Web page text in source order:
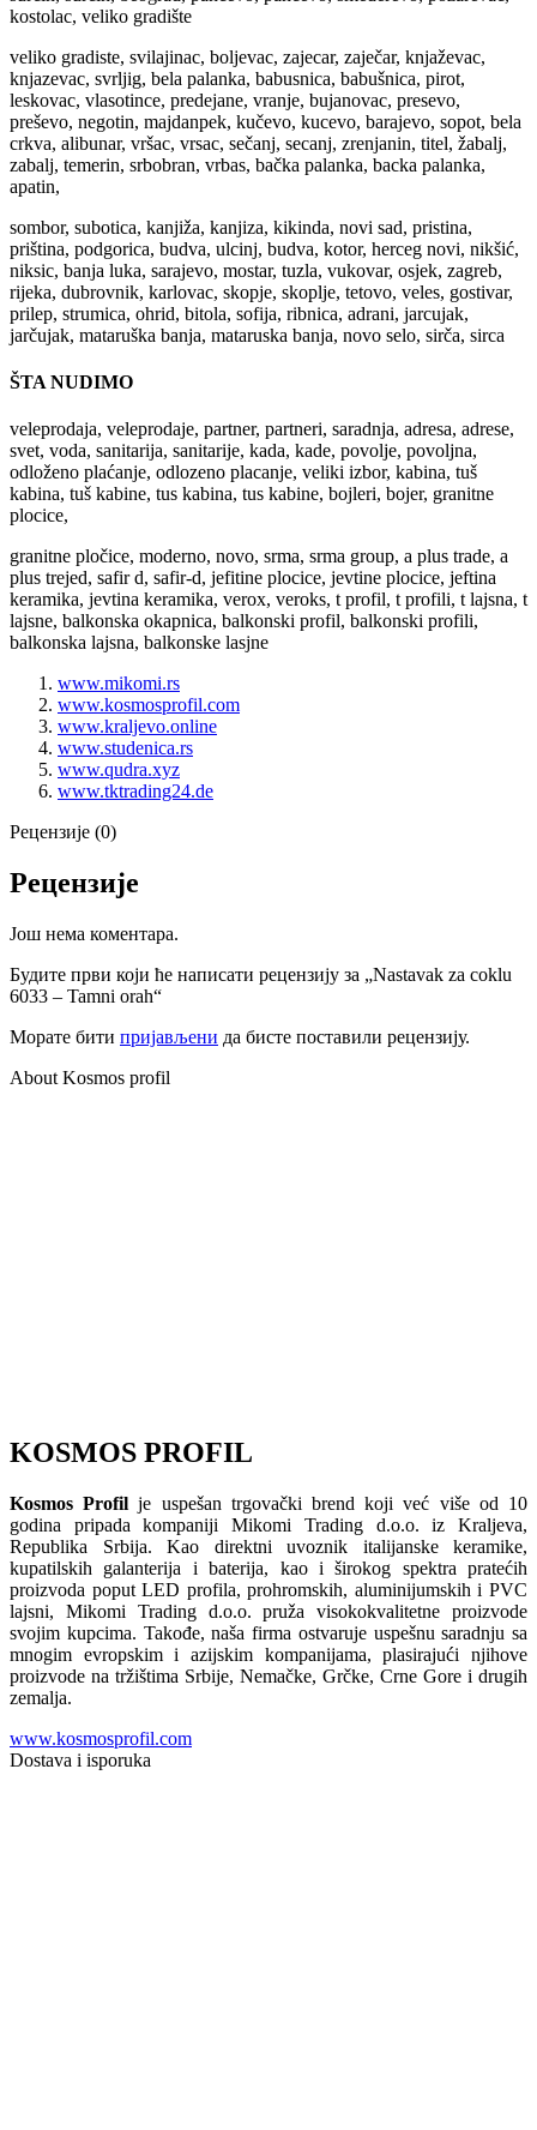
kostolac, veliko gradište
veliko gradiste, svilajinac, boljevac, zajecar, zaječar, knjaževac,
knjazevac, svrljig, bela palanka, babusnica, babušnica, pirot,
leskovac, vlasotince, predejane, vranje, bujanovac, presevo,
preševo, negotin, majdanpek, kučevo, kucevo, barajevo, sopot, bela
crkva, alibunar, vršac, vrsac, sečanj, secanj, zrenjanin, titel, žabalj,
zabalj, temerin, srbobran, vrbas, bačka palanka, backa palanka,
apatin,
sombor, subotica, kanjiža, kanjiza, kikinda, novi sad, pristina,
priština, podgorica, budva, ulcinj, budva, kotor, herceg novi, nikšić,
niksic, banja luka, sarajevo, mostar, tuzla, vukovar, osjek, zagreb,
rijeka, dubrovnik, karlovac, skopje, skoplje, tetovo, veles, gostivar,
prilep, strumica, ohrid, bitola, sofija, ribnica, adrani, jarcujak,
jarčujak, mataruška banja, mataruska banja, novo selo, sirča, sirca
ŠTA NUDIMO
veleprodaja, veleprodaje, partner, partneri, saradnja, adresa, adrese,
svet, voda, sanitarija, sanitarije, kada, kade, povolje, povoljna,
odloženo plaćanje, odlozeno placanje, veliki izbor, kabina, tuš
kabina, tuš kabine, tus kabina, tus kabine, bojleri, bojer, granitne
plocice,
granitne pločice, moderno, novo, srma, srma group, a plus trade, a
plus trejed, safir d, safir-d, jefitine plocice, jevtine plocice, jeftina
keramika, jevtina keramika, verox, veroks, t profil, t profili, t lajsna, t
lajsne, balkonska okapnica, balkonski profil, balkonski profili,
balkonska lajsna, balkonske lasjne
www.mikomi.rs
www.kosmosprofil.com
www.kraljevo.online
www.studenica.rs
www.qudra.xyz
www.tktrading24.de
Рецензије (0)
Рецензије
Још нема коментара.
Будите први који ће написати рецензију за „Nastavak za coklu
6033 – Tamni orah“
Морате бити пријављени да бисте поставили рецензију.
About Kosmos profil
KOSMOS PROFIL
Kosmos Profil je uspešan trgovački brend koji već više od 10
godina pripada kompaniji Mikomi Trading d.o.o. iz Kraljeva,
Republika Srbija. Kao direktni uvoznik italijanske keramike,
kupatilskih galanterija i baterija, kao i širokog spektra pratećih
proizvoda poput LED profila, prohromskih, aluminijumskih i PVC
lajsni, Mikomi Trading d.o.o. pruža visokokvalitetne proizvode
svojim kupcima. Takođe, naša firma ostvaruje uspešnu saradnju sa
mnogim evropskim i azijskim kompanijama, plasirajući njihove
proizvode na tržištima Srbije, Nemačke, Grčke, Crne Gore i drugih
zemalja.
www.kosmosprofil.com
Dostava i isporuka